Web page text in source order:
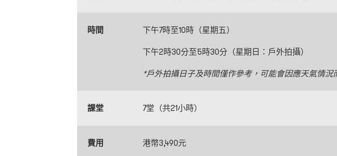
時間 下午7時至10時（星期五）
下午2時30分至5時30分（星期日：戶外拍攝）
*戶外拍攝日子及時間僅作參考， 可能會因應天氣情況
課堂 7堂（共21小時）
費用 港幣3,490元